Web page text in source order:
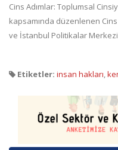
Cins Adımlar: Toplumsal
kapsamında düzenlenen
ve İstanbul Politikalar
Etiketler: insan hakları,